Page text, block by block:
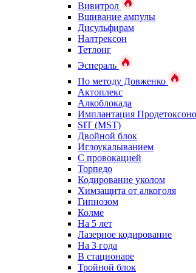
Вивитрол
Вшивание ампулы
Дисульфирам
Налтрексон
Тетлонг
Эспераль
По методу Довженко
Актоплекс
Алкоблокада
Имплантация
SIT (MST)
Двойной блок
Иглоукалыванием
С провокацией
Торпедо
Кодирование уколом
Химзащита от алкоголя
Гипнозом
Колме
На 5 лет
Лазерное кодирование
На 3 года
В стационаре
Тройной блок